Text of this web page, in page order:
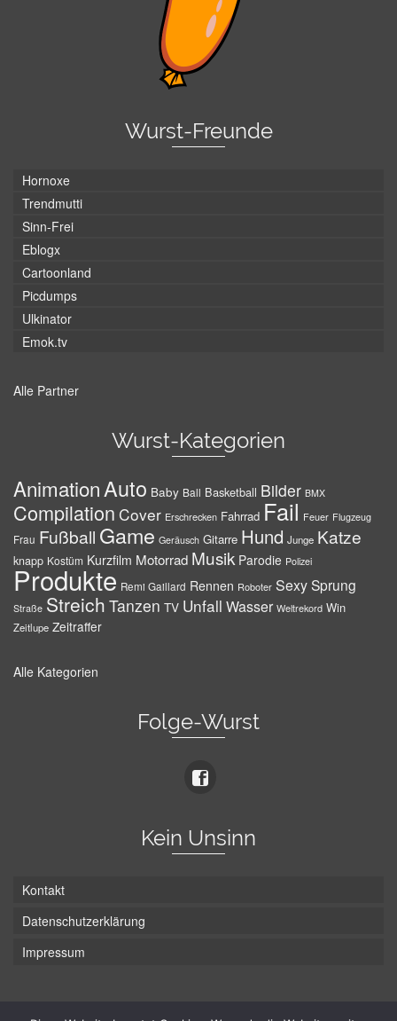
Wurst-Freunde
Hornoxe
Trendmutti
Sinn-Frei
Eblogx
Cartoonland
Picdumps
Ulkinator
Emok.tv
Alle Partner
Wurst-Kategorien
AnimationAuto Baby Ball Basketball Bilder BMX
Compilation Cover Erschrecken Fahrrad Fail Feuer Flugzeug
Frau Fußball Game Geräusch Gitarre Hund Junge Katze
knapp Kostüm Kurzfilm Motorrad Musik Parodie Polizei
Produkte Remi Gaillard Rennen Roboter SexySprung
Straße Streich Tanzen TV Unfall Wasser Weltrekord Win
Zeitlupe Zeitraffer
Alle Kategorien
Folge-Wurst
Kein Unsinn
Kontakt
Datenschutzerklärung
Impressum